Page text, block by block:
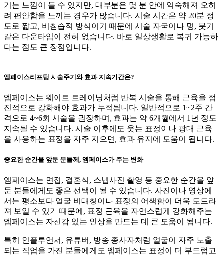
기는 느낌이 들 수 있지만, 대부분은 몇 분 안에 익숙해져 오히
려 편안함을 느끼는 경우가 많습니다. 시술 시간은 약 20분 정
도로 짧고, 비침습적 방식이기 때문에 시술 자국이나 멍, 붓기
같은 다운타임이 전혀 없습니다. 바로 일상생활로 복귀 가능하
다는 점도 큰 장점입니다.
엠페이스리프팅 시술주기와 효과 지속기간은?
엠페이스는 웨이트 트레이닝처럼 반복 시술을 통해 근육을 점
진적으로 강화해야 효과가 누적됩니다. 일반적으로 1~2주 간
격으로 4~6회 시술을 권장하며, 효과는 약 6개월에서 1년 정도
지속될 수 있습니다. 시술 이후에도 웃는 표정이나 광대 근육
을 사용하는 표정을 자주 지으면, 효과 유지에 도움이 됩니다.
중요한 순간을 앞둔 분들께, 엠페이스가 주는 변화
엠페이스는 면접, 결혼식, 스냅사진 촬영 등 중요한 순간을 앞
둔 분들에게도 좋은 선택이 될 수 있습니다. 사진이나 영상에
서는 평소보다 얼굴 비대칭이나 표정의 어색함이 더욱 도드라
져 보일 수 있기 때문에, 표정 근육을 자연스럽게 강화해주는
엠페이스는 자신감 있는 인상을 만드는 데 큰 도움이 됩니다.
​​특히 인플루언서, 유튜버, 방송 종사자처럼 얼굴이 자주 노출
되는 직업을 가진 분들에게도 엠페이스는 표정이 더 부드럽고